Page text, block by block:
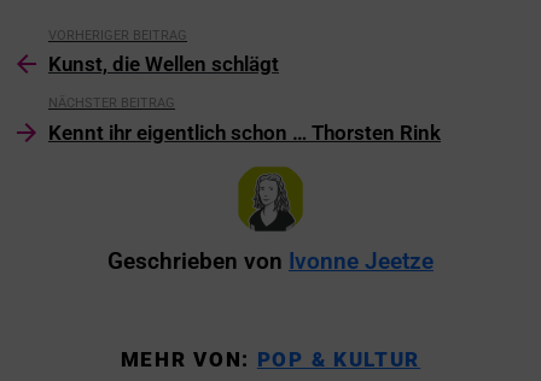
VORHERIGER BEITRAG
Kunst, die Wellen schlägt
NÄCHSTER BEITRAG
Kennt ihr eigentlich schon … Thorsten Rink
Geschrieben von Ivonne Jeetze
MEHR VON: POP & KULTUR